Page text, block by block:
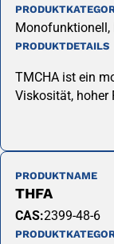
Monofunktionell,
PRODUKTDETAILS
TMCHA ist ein
Viskosität, hoher
PRODUKTNAME
THFA
CAS:2399-48-6